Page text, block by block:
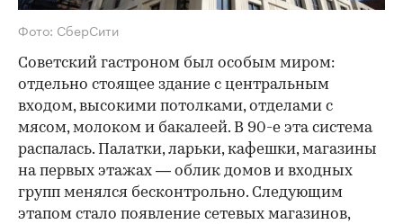
Фото: СберСити
Советский гастроном был особым миром:
отдельно стоящее здание с центральным
входом, высокими потолками, отделами с
мясом, молоком и бакалеей. В 90-е эта система
распалась. Палатки, ларьки, кафешки, магазины
на первых этажах — облик домов и входных
групп менялся бесконтрольно. Следующим
этапом стало появление сетевых магазинов,